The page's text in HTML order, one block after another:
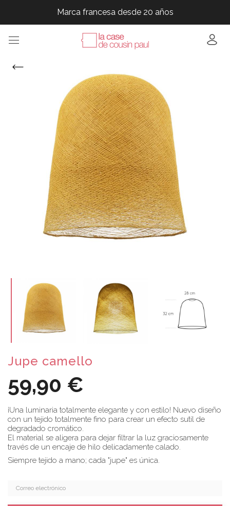
Marca francesa desde 20 años
Marca francesa desde 20 años
Marca francesa desde 20 años
Jupe camello
59,90 €
¡Una luminaria totalmente elegante y con estilo! Nuevo diseño
con un tejido totalmente fino para crear un efecto sutil de
degradado cromático.
El material se aligera para dejar filtrar la luz graciosamente
través de un encaje de hilo delicadamente calado.
Siempre tejido a mano; cada "jupe" es única.